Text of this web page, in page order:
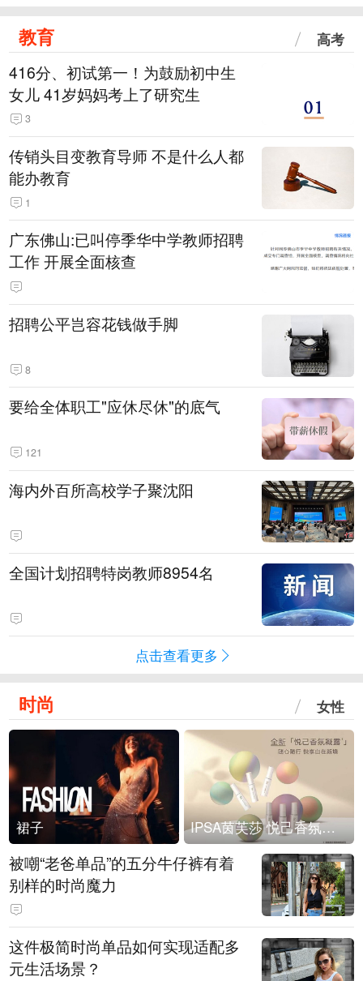
教育 高考
416分、初试第一！为鼓励初中生
女儿 41岁妈妈考上了研究生
3
传销头目变教育导师 不是什么人都
能办教育
1
广东佛山:已叫停季华中学教师招聘
工作 开展全面核查
招聘公平岂容花钱做手脚
8
要给全体职工"应休尽休"的底气
121
海内外百所高校学子聚沈阳
全国计划招聘特岗教师8954名
点击查看更多
时尚 女性
裙子 IPSA茵芙莎 悦己香氛凝露上市
被嘲“老爸单品”的五分牛仔裤有着
别样的时尚魔力
这件极简时尚单品如何实现适配多
元生活场景？